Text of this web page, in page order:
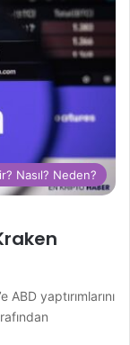
Nasıl? Neden?
yaptırımlarını